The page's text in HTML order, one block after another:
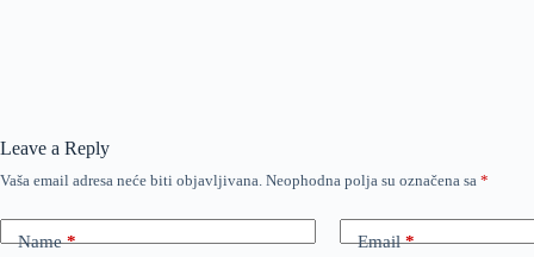
Leave a Reply
Vaša email adresa neće biti objavljivana. Neophodna polja su označena sa *
Name* Email*